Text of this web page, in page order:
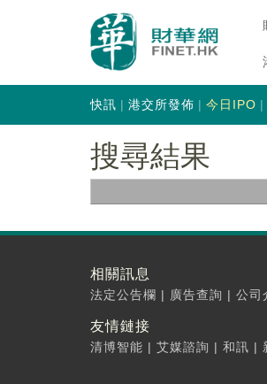
快訊 港交所發佈 今日IPO
搜尋結果
相關訊息
法定公告欄 | 廣告查詢 | 公司
友情鏈接
清博智能 | 艾媒諮詢 | 和訊 |